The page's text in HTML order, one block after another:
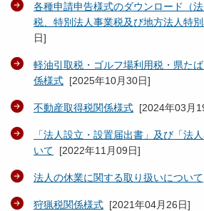
各種申請申告様式のダウンロード（
税、特別法人事業税及び地方法人特別
日]
軽油引取税・ゴルフ場利用税・県た
係様式 [2025年10月30日]
不動産取得税関係様式 [2024年03月
「法人設立・設置届出書」及び「法
いて [2022年11月09日]
法人の休業に関する取り扱いについて
狩猟税関係様式 [2021年04月26日]